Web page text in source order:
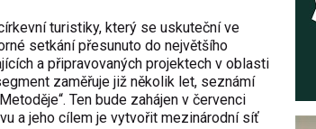
turistiky, který se uskuteční ve
setkání přesunuto do největšího
a připravovaných projektech v oblasti
zaměřuje již několik let, seznámí
Ten bude zahájen v červenci
a jeho cílem je vytvořit mezinárodní síť